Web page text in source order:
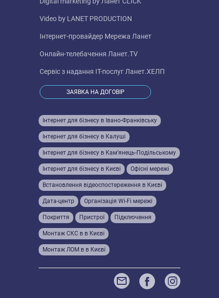
Інтернет для бізнесу в Івано-Франківську
Інтернет для бізнесу в Калуші
Інтернет для бізнесу в Кам’янець-Подільському
Інтернет для бізнесу в Києві Офісні мережі
Встановлення відеоспостереження в Києві
Дата-центр Організація Wi-Fi мережі
Покриття Пристрої Підключення
Монтаж СКС в в Києві
Монтаж ЛОМ в в Києві
Video by LANET PRODUCTION
Інтернет-провайдер Мережа Ланет
Онлайн-телебачення Ланет.TV
Сервіс з надання IT-послуг Ланет.ХЕЛП
ЗАЯВКА НА ДОГОВІР